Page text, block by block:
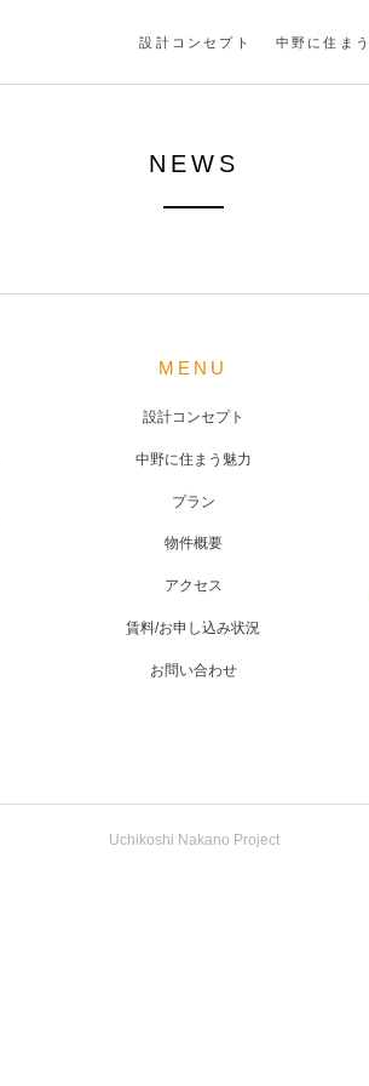
設計コンセプト 中野に住ま
NEWS
MENU
設計コンセプト
中野に住まう魅力
プラン
物件概要
アクセス
賃料/お申し込み状況
お問い合わせ
Uchikoshi Nakano Project